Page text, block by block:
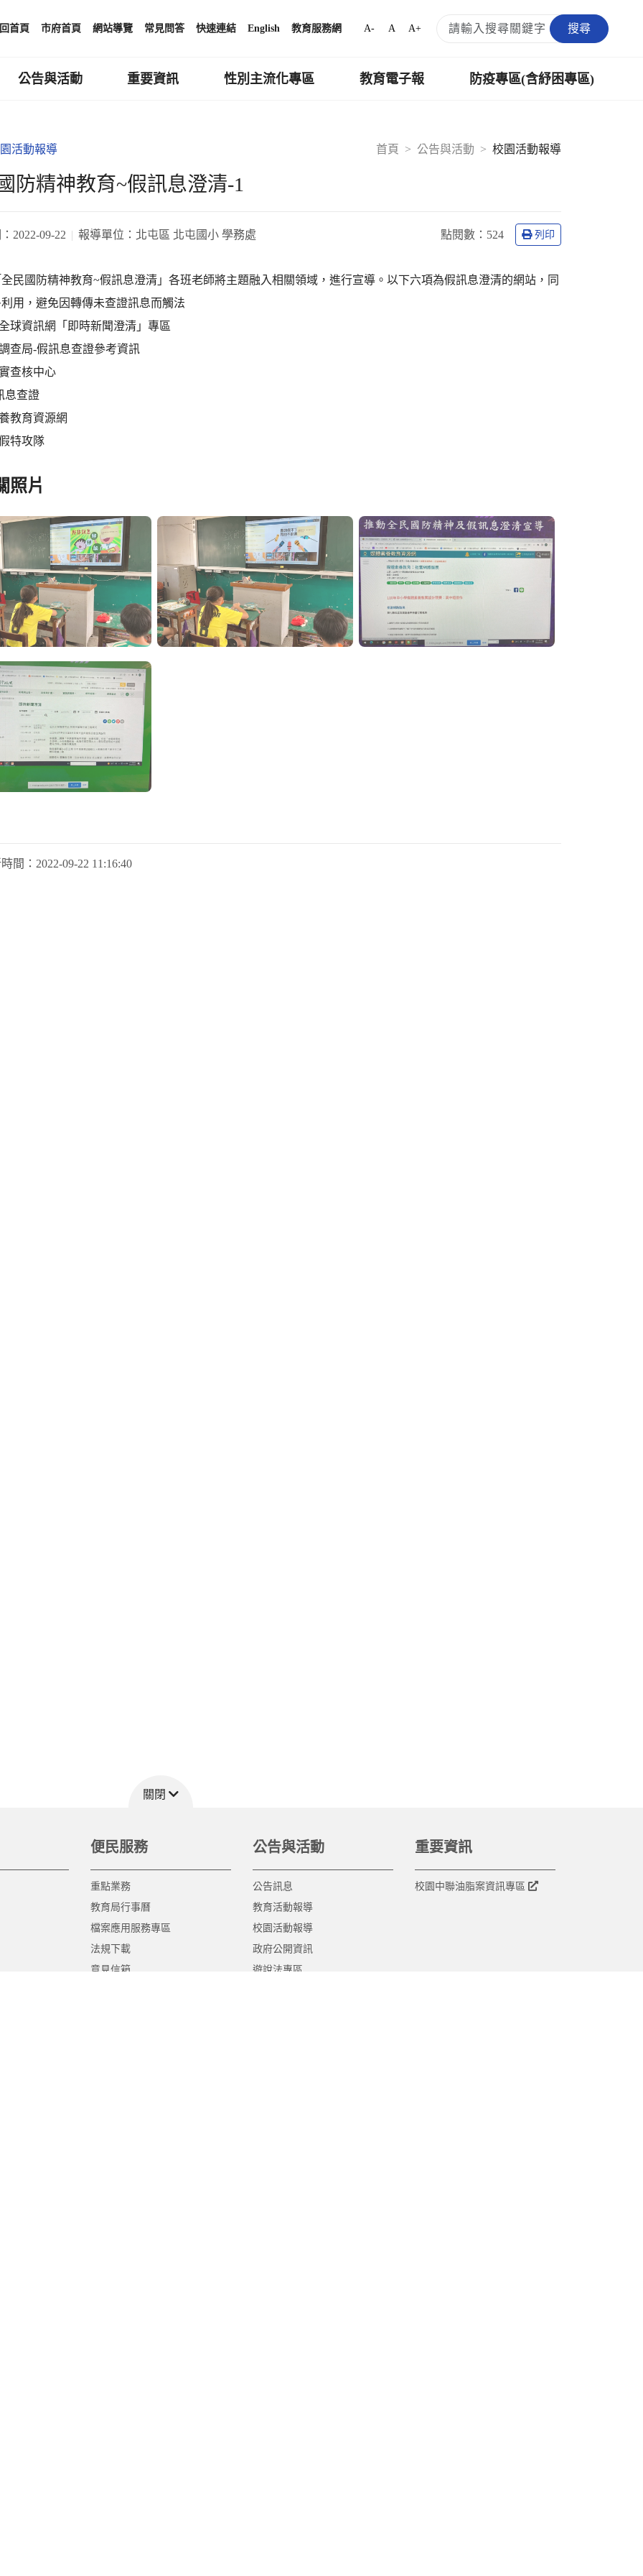
回首頁 市府首頁 網站導覽 常見問答 快速連結 English 教育服務網 A- A A+ 搜尋
公告與活動 重要資訊 性別主流化專區 教育電子報 防疫專區(含紓困專區)
首頁 公告與活動 校園活動報導
活動報導
防精神教育~假訊息澄清-1
2022-09-22 報導單位： 北屯區 北屯國小 學務處 點閱數： 524 列印
民國防精神教育~假訊息澄清」各班老師將主題融入相關領域，進行宣導。以下六項為假訊息澄清的網站，同
用，避免因轉傳未查證訊息而觸法
球資訊網「即時新聞澄清」專區
查局-假訊息查證參考資訊
查核中心
息查證
教育資源網
特攻隊
照片
間： 2022-09-22 11:16:40
關閉
便民服務
重點業務
教育局行事曆
檔案應用服務專區
法規下載
意見信箱
公告與活動
公告訊息
教育活動報導
校園活動報導
政府公開資訊
遊說法專區
重要資訊
校園中聯油脂案資訊專區